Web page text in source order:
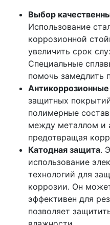
Выбор
Использование
коррозионной
увеличить срок
Специальные
помочь замедлить
защитных
полимерные
между металлом и
предотвращая
Катодная защита.
использование
технологий для
коррозии. Он
эффективен для
позволяет